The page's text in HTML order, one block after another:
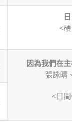
<
因為我們在
張詠晴
<日